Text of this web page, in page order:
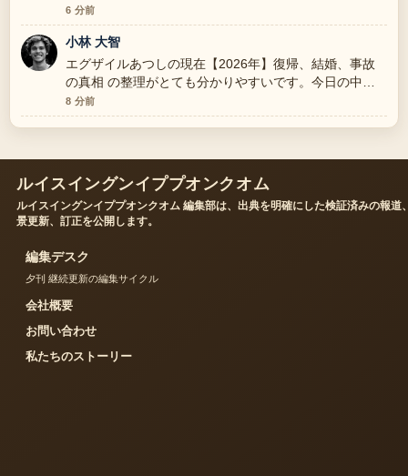
周辺の検証がしっかりしていて安心感があります。
6 分前
小林 大智
エグザイルあつしの現在【2026年】復帰、結婚、事故
の真相 の整理がとても分かりやすいです。今日の中で
も特に読みやすいです。
8 分前
ルイスイングンイププオンクオム
ルイスイングンイププオンクオム 編集部は、出典を明確にした検証済みの報道
景更新、訂正を公開します。
編集デスク
夕刊 継続更新の編集サイクル
会社概要
お問い合わせ
私たちのストーリー